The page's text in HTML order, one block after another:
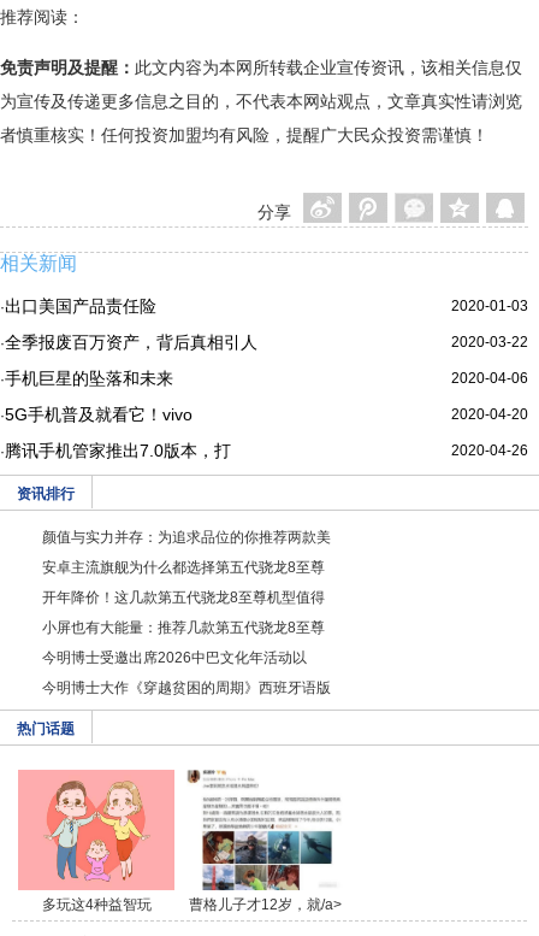
推荐阅读：
免责声明及提醒： 此文内容为本网所转载企业宣传资讯，该相关信息仅
为宣传及传递更多信息之目的，不代表本网站观点，文章真实性请浏览
者慎重核实！任何投资加盟均有风险，提醒广大民众投资需谨慎！
分享
相关新闻
2020-01-03
·出口美国产品责任险
2020-03-22
·全季报废百万资产，背后真相引人
2020-04-06
·手机巨星的坠落和未来
2020-04-20
·5G手机普及就看它！vivo
2020-04-26
·腾讯手机管家推出7.0版本，打
资讯排行
颜值与实力并存：为追求品位的你推荐两款美
安卓主流旗舰为什么都选择第五代骁龙8至尊
开年降价！这几款第五代骁龙8至尊机型值得
小屏也有大能量：推荐几款第五代骁龙8至尊
今明博士受邀出席2026中巴文化年活动以
今明博士大作《穿越贫困的周期》西班牙语版
热门话题
多玩这4种益智玩
曹格儿子才12岁，就/a>